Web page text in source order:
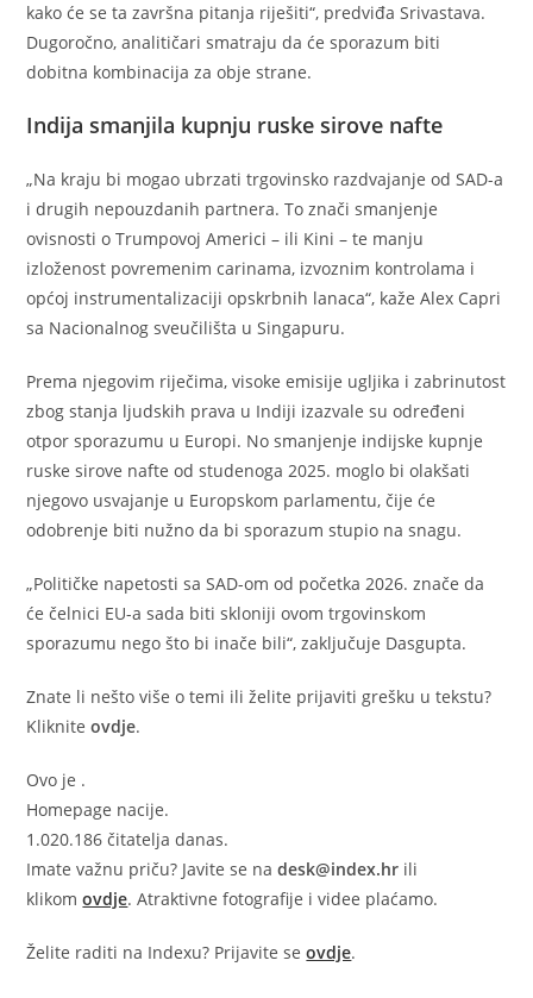
kako će se ta završna pitanja riješiti“, predviđa Srivastava.
Dugoročno, analitičari smatraju da će sporazum biti
dobitna kombinacija za obje strane.
Indija smanjila kupnju ruske sirove nafte
„Na kraju bi mogao ubrzati trgovinsko razdvajanje od SAD-a
i drugih nepouzdanih partnera. To znači smanjenje
ovisnosti o Trumpovoj Americi – ili Kini – te manju
izloženost povremenim carinama, izvoznim kontrolama i
općoj instrumentalizaciji opskrbnih lanaca“, kaže Alex Capri
sa Nacionalnog sveučilišta u Singapuru.
Prema njegovim riječima, visoke emisije ugljika i zabrinutost
zbog stanja ljudskih prava u Indiji izazvale su određeni
otpor sporazumu u Europi. No smanjenje indijske kupnje
ruske sirove nafte od studenoga 2025. moglo bi olakšati
njegovo usvajanje u Europskom parlamentu, čije će
odobrenje biti nužno da bi sporazum stupio na snagu.
„Političke napetosti sa SAD-om od početka 2026. znače da
će čelnici EU-a sada biti skloniji ovom trgovinskom
sporazumu nego što bi inače bili“, zaključuje Dasgupta.
Znate li nešto više o temi ili želite prijaviti grešku u tekstu?
Klikniteovdje.
Ovo je .
Homepage nacije.
1.020.186 čitatelja danas.
Imate važnu priču? Javite se nadesk@index.hr ili
klikomovdje. Atraktivne fotografije i videe plaćamo.
Želite raditi na Indexu? Prijavite seovdje.